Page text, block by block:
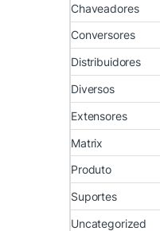
Chaveadores
Conversores
Distribuidores
Diversos
Extensores
Matrix
Produto
Suportes
Uncategorized